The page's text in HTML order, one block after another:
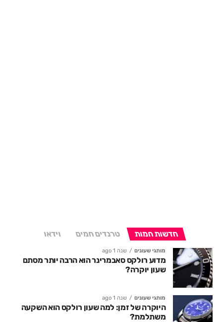
חדשות חמות טרנדים חמים וידאו
מותגי שעונים שנה 1 ago
מדוע רולקס סאבמרינר הוא הרבה יותר מסתם
שעון יוקרה?
מותגי שעונים שנה 1 ago
היוקרה של זמן: למה שעון רולקס הוא השקעה
משתלמת?